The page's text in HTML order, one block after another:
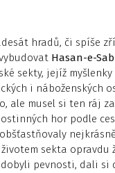
hradů, či spíše
Hasan-e-
sekty, jejíž myšlenky
i náboženských
ale musel si ten ráj
hor podle
sekta opravdu
pevnosti, dali